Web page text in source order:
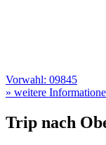
Vorwahl: 09845
» weitere
Trip nach